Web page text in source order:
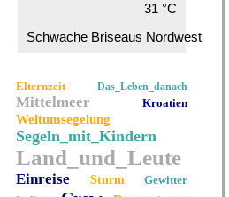
31 °C
Schwache Briseaus Nordwest
Elternzeit Das_Leben_danach
Mittelmeer Kroatien
Weltumsegelung
Segeln_mit_Kindern
Land_und_Leute
Einreise Sturm
Gewitter